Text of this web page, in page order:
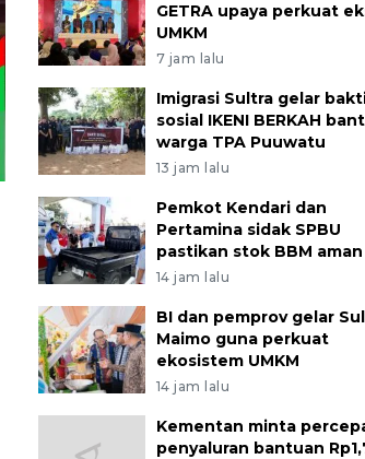
GETRA upaya perkuat
UMKM
7 jam lalu
Imigrasi Sultra gelar
sosial IKENI BERKAH
warga TPA Puuwatu
13 jam lalu
Pemkot Kendari dan
Pertamina sidak SPBU
pastikan stok BBM aman
14 jam lalu
BI dan pemprov gelar
Maimo guna perkuat
ekosistem UMKM
14 jam lalu
Kementan minta
penyaluran bantuan